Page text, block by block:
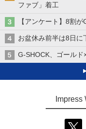
ファブ」着工
【アンケート】8割
お盆休み前半は8日
G-SHOCK、ゴール